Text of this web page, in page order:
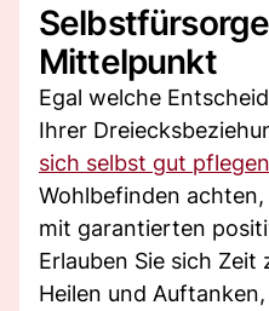
Mittelpunkt
Egal welche
Ihrer
sich selbst gut pflegen
Wohlbefinden
mit garantierten
Erlauben Sie sich Zeit
Heilen und